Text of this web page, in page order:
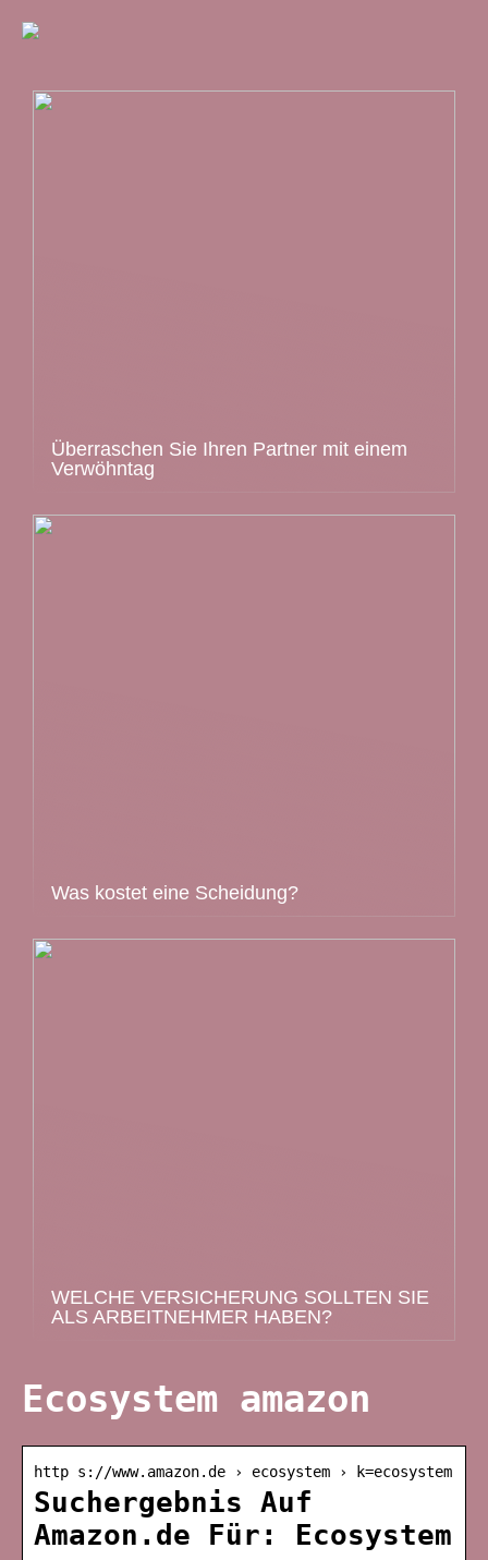
Überraschen Sie Ihren Partner mit einem
Verwöhntag
Was kostet eine Scheidung?
WELCHE VERSICHERUNG SOLLTEN SIE
ALS ARBEITNEHMER HABEN?
Ecosystem amazon
http s://www.amazon.de › ecosystem › k=ecosystem
Suchergebnis Auf
Amazon.de Für: Ecosystem